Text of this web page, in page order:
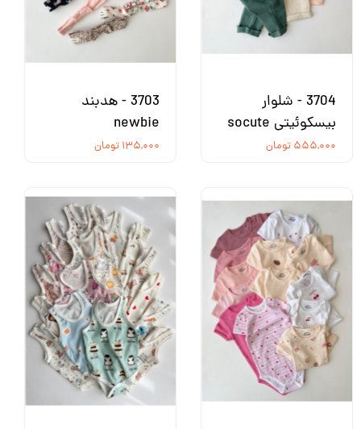
3704 - شلوار
بیسکوئیتی socute
۵۵۵,۰۰۰ تومان
3703 - هدبند
newbie
۱۳۵,۰۰۰ تومان